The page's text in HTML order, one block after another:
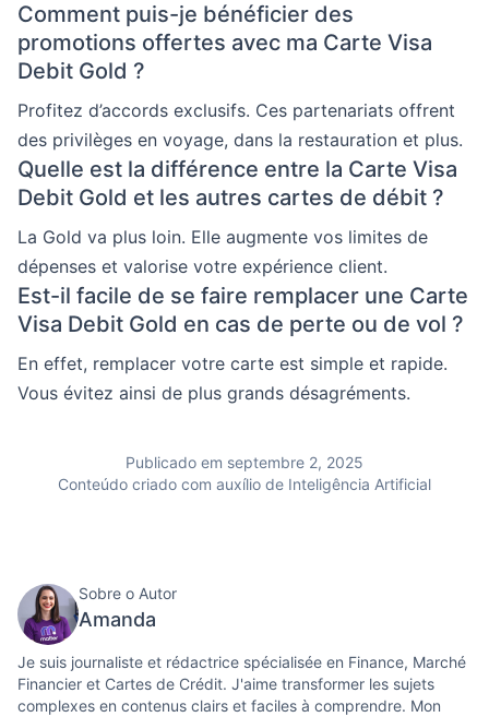
Comment puis-je bénéficier des
promotions offertes avec ma Carte Visa
Debit Gold ?
Profitez d’accords exclusifs. Ces partenariats offrent
des privilèges en voyage, dans la restauration et plus.
Quelle est la différence entre la Carte Visa
Debit Gold et les autres cartes de débit ?
La Gold va plus loin. Elle augmente vos limites de
dépenses et valorise votre expérience client.
Est-il facile de se faire remplacer une Carte
Visa Debit Gold en cas de perte ou de vol ?
En effet, remplacer votre carte est simple et rapide.
Vous évitez ainsi de plus grands désagréments.
Publicado em septembre 2, 2025
Conteúdo criado com auxílio de Inteligência Artificial
Sobre o Autor
Amanda
Je suis journaliste et rédactrice spécialisée en Finance, Marché
Financier et Cartes de Crédit. J'aime transformer les sujets
complexes en contenus clairs et faciles à comprendre. Mon